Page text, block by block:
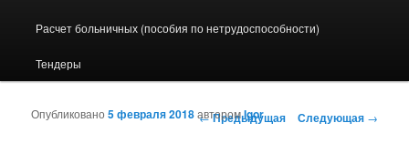
Расчет больничных (пособия по нетрудоспособности)
Тендеры
Навигация по записям
←Предыдущая Следующая →
Опубликовано5 февраля 2018авторомIgor